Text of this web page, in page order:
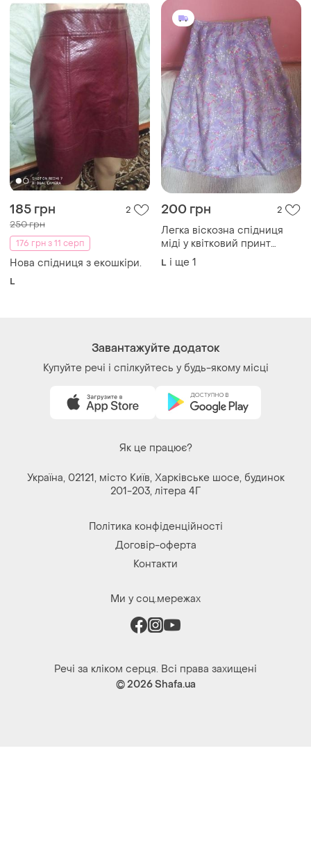
185 грн 2
250 грн
176 грн з 11 серп
Нова спідниця з екошкіри.
L
200 грн 2
Легка віскозна спідниця
міді у квітковий принт
isabelle, розмір 18 (xl/xxl)
L і ще 1
Завантажуйте додаток
Купуйте речі і спілкуйтесь у будь-якому місці
Як це працює?
Україна, 02121, місто Київ, Харківське шосе, будинок
201-203, літера 4Г
Політика конфіденційності
Договір-оферта
Контакти
Ми у соц.мережах
Речі за кліком серця. Всі права захищені
© 2026Shafa.ua